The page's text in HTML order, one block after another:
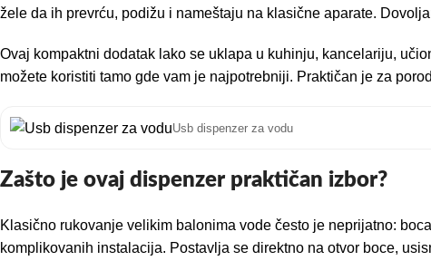
žele da ih prevrću, podižu i nameštaju na klasične aparate.
Ovaj kompaktni dodatak lako se uklapa u kuhinju, kancelariju,
možete koristiti tamo gde vam je najpotrebniji. Praktičan je za
Usb dispenzer za vodu
Zašto je ovaj dispenzer praktičan izbor?
Klasično rukovanje velikim balonima vode često je neprijatno:
komplikovanih instalacija. Postavlja se direktno na otvor boce,